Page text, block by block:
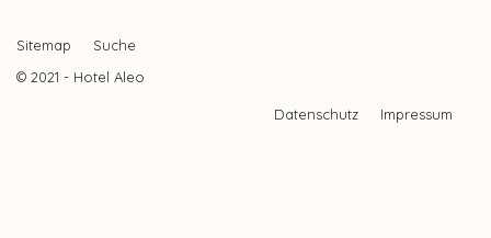
Sitemap
Suche
© 2021 - Hotel Aleo
Datenschutz Impressum